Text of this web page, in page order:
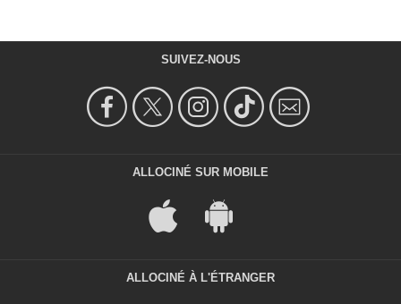
SUIVEZ-NOUS
ALLOCINÉ SUR MOBILE
ALLOCINÉ À L'ÉTRANGER